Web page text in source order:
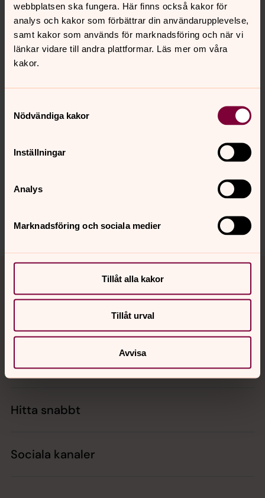
webbplatsen ska fungera. Här finns också kakor för
analys och kakor som förbättrar din användarupplevelse,
samt kakor som används för marknadsföring och när vi
länkar vidare till andra plattformar. Läs mer om våra
kakor.
Nödvändiga kakor
Inställningar
Analys
Marknadsföring och sociala medier
Tillåt alla kakor
Tillåt urval
Avvisa
Utskottet förbereder beslut om
bergravningsverksamheten som finansieras av
begravningsavgiften. Länsstyrelsen har två
begravningsombud inom Ekerö kommun. Utskottet
ansvarar också för skötseln av kyrkogårdarna i Färingsö
Synpunkter eller frågor på sidans
Tillbaka till toppen
Tillbaka till innehållet
Kalender
Hitta snabbt
Sociala kanaler